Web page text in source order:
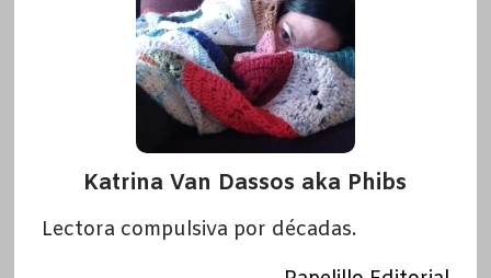
Katrina Van Dassos aka Phibs
Lectora compulsiva por décadas.